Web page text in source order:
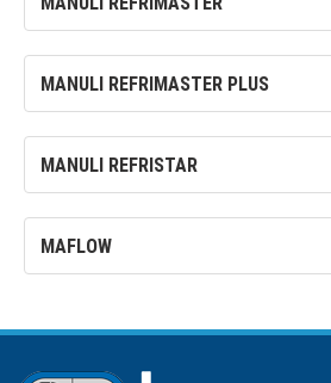
MANULI REFRIMASTER PLUS
MANULI REFRISTAR
MAFLOW